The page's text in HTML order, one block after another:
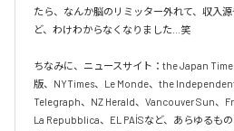
たら、なんか脳のリミッター外れて、収入
ど、わけわからなくなりました…笑
ちなみに、ニュースサイト：the Japan
版、NYTimes、Le Monde、the
Telegraph、NZ Herald、Vancouver Sun、
La Repubblica、EL PAÍSなど、あらゆるも